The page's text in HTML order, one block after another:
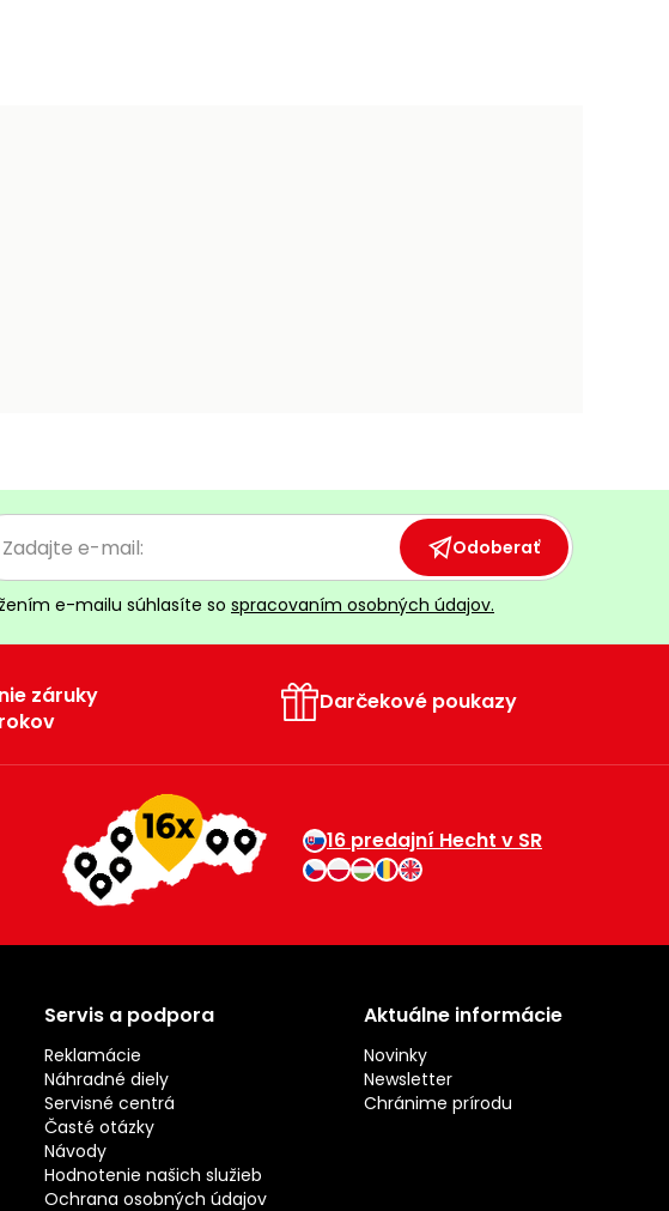
Odoberať
e-mailu súhlasíte so spracovaním osobných údajov.
záruky
Darčekové poukazy
16 predajní Hecht v SR
Servis a podpora
Reklamácie
Náhradné diely
Servisné centrá
Časté otázky
Návody
Hodnotenie našich služieb
Ochrana osobných údajov
Aktuálne informácie
Novinky
Newsletter
Chránime prírodu